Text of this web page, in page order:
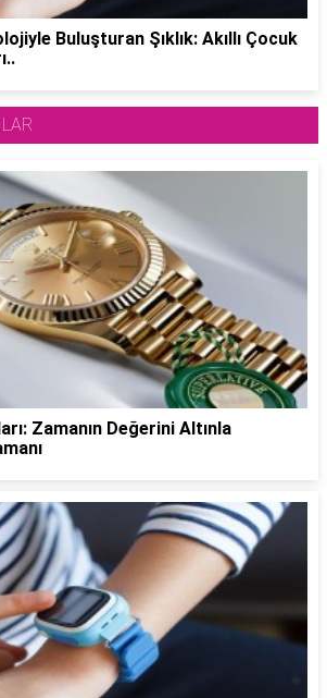
Buluşturan Şıklık: Akıllı Çocuk
Zamanın Değerini Altınla